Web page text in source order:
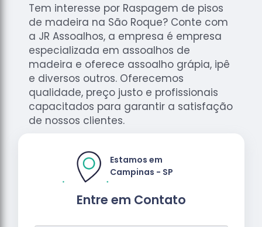
Raspagem
de Tacos
de
Madeiras
Raspagens
de Pisos
Tacos de
Madeiras
Tem interesse por Raspagem de pisos
de madeira na São Roque? Conte com
a JR Assoalhos, a empresa é empresa
especializada em assoalhos de
madeira e oferece assoalho grápia, ipê
e diversos outros. Oferecemos
qualidade, preço justo e profissionais
capacitados para garantir a satisfação
de nossos clientes.
Entre em Contato
Estamos em
Campinas - SP